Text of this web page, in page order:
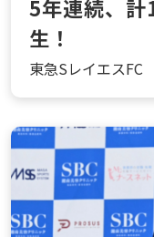
5年連続、
生！
東急SレイエスFC